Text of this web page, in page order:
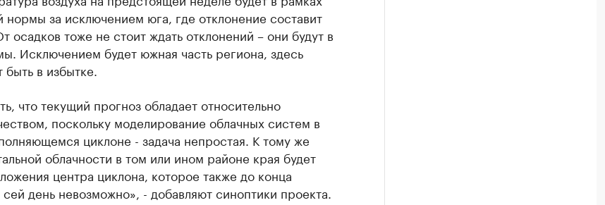
нормы за исключением юга, где отклонение составит
осадков тоже не стоит ждать отклонений – они будут в
Исключением будет южная часть региона, здесь
в избытке.
что текущий прогноз обладает относительно
поскольку моделирование облачных систем в
циклоне - задача непростая. К тому же
облачности в том или ином районе края будет
центра циклона, которое также до конца
день невозможно», - добавляют синоптики проекта.